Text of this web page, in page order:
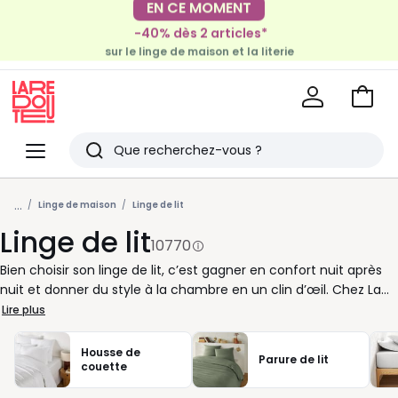
EN CE MOMENT
-30€ tous les 100€*
sur le meuble & la déco
EN CE MOMENT
-40% dès 2 articles*
sur le linge de maison et la literie
Menu
Redoute
Rechercher
Derniers
articles
vus
Voir
... Linge de maison Linge de lit
Linge de lit10770
Bien choisir son linge de lit, c’est gagner en confort nuit après
nuit et donner du style à la chambre en un clin d’œil. Chez La
Redoute, nous vous proposons des draps, housses de couette,
taies d’oreiller et draps-housses dans de nombreuses matières,
dimensions et couleurs pour composer un lit qui vous
ressemble. Coton lavé pour un toucher souple, percale pour
une sensation de fraîcheur, satin pour plus de douceur, lin pour
Lire plus
Housse de
couette
Parure de lit